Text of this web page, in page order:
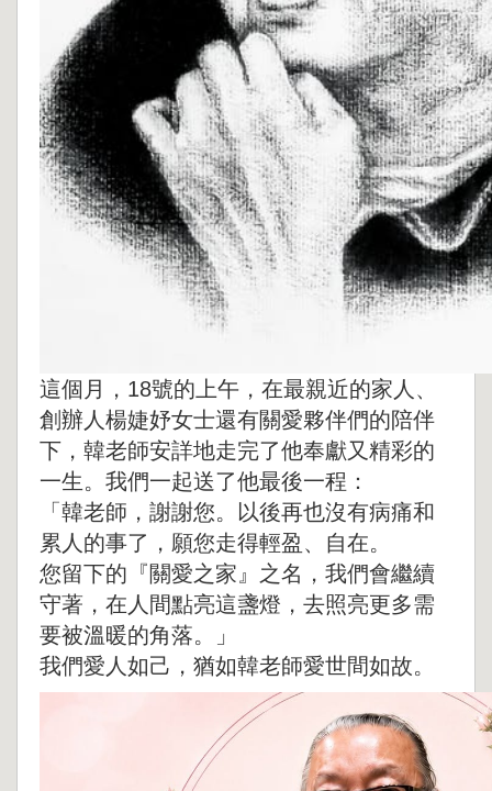
這個月，18號的上午，在最親近的家人、
創辦人楊婕妤女士還有關愛夥伴們的陪伴
下，韓老師安詳地走完了他奉獻又精彩的
一生。我們一起送了他最後一程：
「韓老師，謝謝您。以後再也沒有病痛和
累人的事了，願您走得輕盈、自在。
您留下的『關愛之家』之名，我們會繼續
守著，在人間點亮這盞燈，去照亮更多需
要被溫暖的角落。」
我們愛人如己，猶如韓老師愛世間如故。